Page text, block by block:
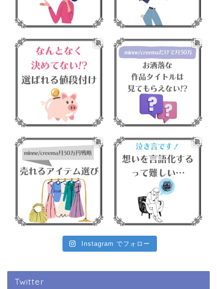
Instagram でフォロー
Twitter